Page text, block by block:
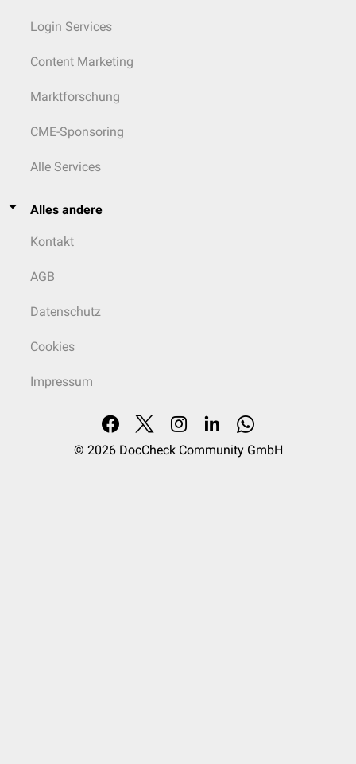
Login Services
Content Marketing
Marktforschung
CME-Sponsoring
Alle Services
Alles andere
Kontakt
AGB
Datenschutz
Cookies
Impressum
© 2026 DocCheck Community GmbH